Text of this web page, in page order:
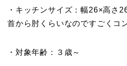
・キッチンサイズ：幅26×高
首から肘くらいなのですごくコ
・対象年齢：３歳～